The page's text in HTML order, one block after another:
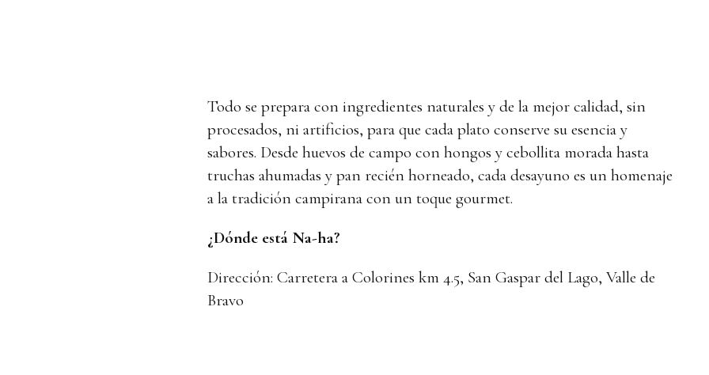
Todo se prepara con ingredientes naturales y de la mejor calidad, sin
procesados, ni artificios, para que cada plato conserve su esencia y
sabores. Desde huevos de campo con hongos y cebollita morada hasta
truchas ahumadas y pan recién horneado, cada desayuno es un homenaje
a la tradición campirana con un toque gourmet.
¿Dónde está Na-ha?
Dirección: Carretera a Colorines km 4.5, San Gaspar del Lago, Valle de
Bravo